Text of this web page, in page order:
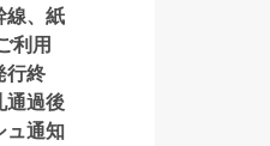
線、紙
利用
行終
過後
ュ通知